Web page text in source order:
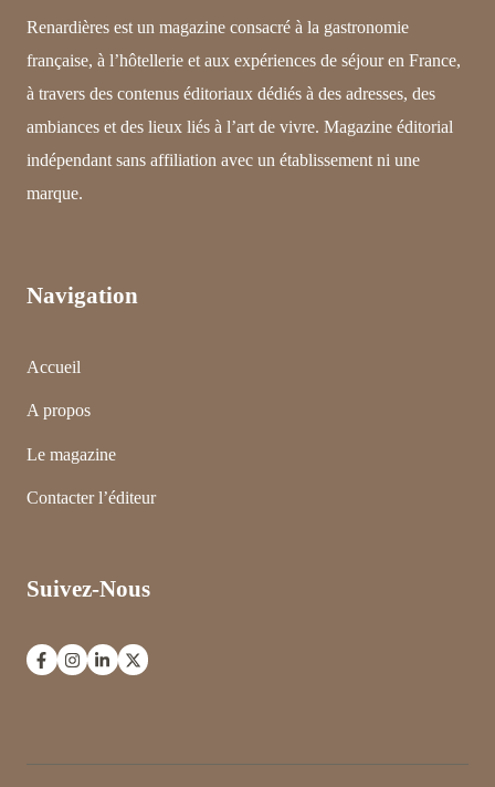
Renardières est un magazine consacré à la gastronomie
française, à l’hôtellerie et aux expériences de séjour en France,
à travers des contenus éditoriaux dédiés à des adresses, des
ambiances et des lieux liés à l’art de vivre. Magazine éditorial
indépendant sans affiliation avec un établissement ni une
marque.
Navigation
Accueil
A propos
Le magazine
Contacter l’éditeur
Suivez-Nous